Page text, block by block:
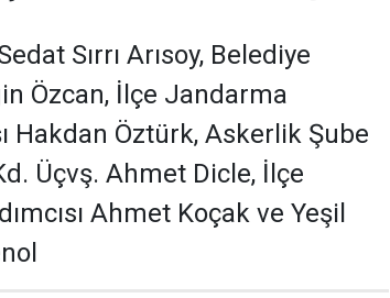
Sırrı Arısoy, Belediye
Özcan, İlçe Jandarma
Hakdan Öztürk, Askerlik Şube
Üçvş. Ahmet Dicle, İlçe
Ahmet Koçak ve Yeşil